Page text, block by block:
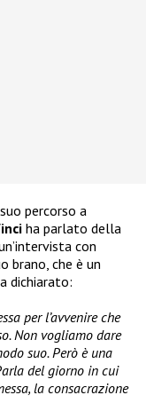
percorso a
ha parlato della
con
brano, che è un
dichiarato:
per l’avvenire che
Non vogliamo dare
suo. Però è una
del giorno in cui
la consacrazione